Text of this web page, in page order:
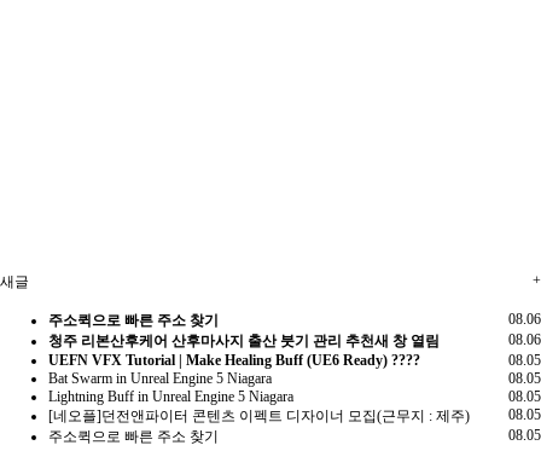
+
새글
08.06
주소퀵으로 빠른 주소 찾기
08.06
청주 리본산후케어 산후마사지 출산 붓기 관리 추천새 창 열림
08.05
UEFN VFX Tutorial | Make Healing Buff (UE6 Ready) ????
08.05
Bat Swarm in Unreal Engine 5 Niagara
08.05
Lightning Buff in Unreal Engine 5 Niagara
08.05
[네오플]던전앤파이터 콘텐츠 이펙트 디자이너 모집(근무지 : 제주)
08.05
주소퀵으로 빠른 주소 찾기